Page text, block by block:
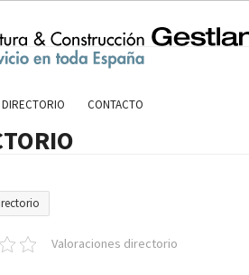
DIRECTORIO CONTACTO
Valoraciones directorio